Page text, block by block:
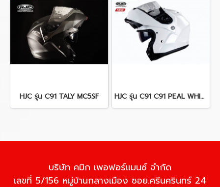
HJC รุ่น C91 TALY MC5SF HJC รุ่น C91 C91 PEAL WHITE
บริษัท คมิก เพอฟอร์แมนซ์ จำกัด
เลขที่ 5/156 หมู่บ้านกลางเมือง ซอย.ศรีนครินทร์ 24